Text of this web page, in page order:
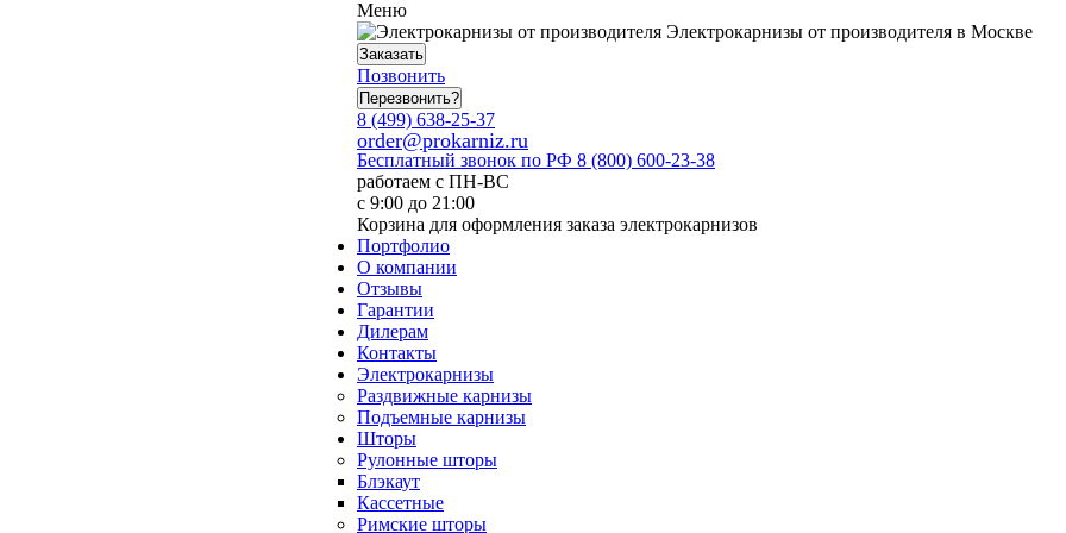
Меню
Электрокарнизы от производителя в Москве
Заказать
Позвонить
Перезвонить?
8 (499) 638-25-37
order@prokarniz.ru
Бесплатный звонок по РФ 8 (800) 600-23-38
работаем с ПН-ВС
с 9:00 до 21:00
Корзина для оформления заказа электрокарнизов
Портфолио
О компании
Отзывы
Гарантии
Дилерам
Контакты
Электрокарнизы
Раздвижные карнизы
Подъемные карнизы
Шторы
Рулонные шторы
Блэкаут
Кассетные
Римские шторы